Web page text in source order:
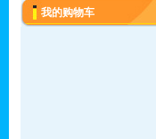
我的购物车